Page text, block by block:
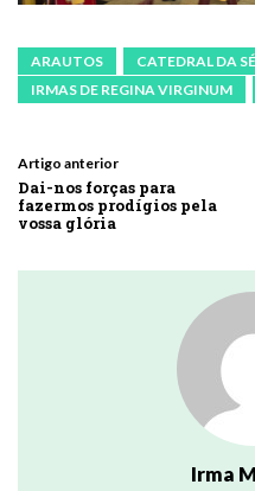
ARAUTOS CATEDRAL DA SÉ
IRMAS DE REGINA VIRGINUM
Artigo anterior
Dai-nos forças para
fazermos prodígios pela
vossa glória
Irma